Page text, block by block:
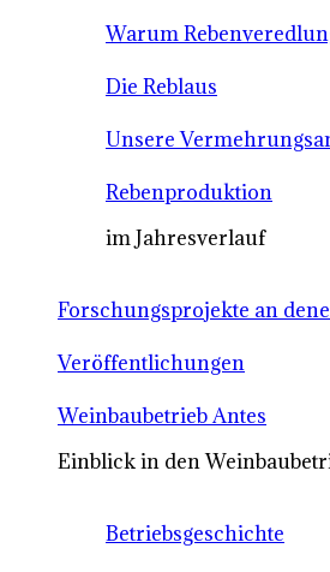
Warum
Die Reblaus
Unsere
Rebenproduktion
im Jahresverlauf
Forschungsprojekte an
Veröffentlichungen
Weinbaubetrieb Antes
Einblick in den
Betriebsgeschichte